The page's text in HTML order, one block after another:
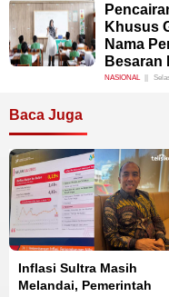
Khusus
Nama
Besaran
NASIONAL
Baca Juga
Inflasi Sultra Masih
Melandai, Pemerintah